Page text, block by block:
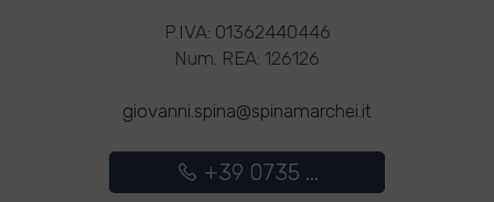
P.IVA: 01362440446
Num. REA: 126126
giovanni.spina@spinamarchei.it
+39 0735 ...